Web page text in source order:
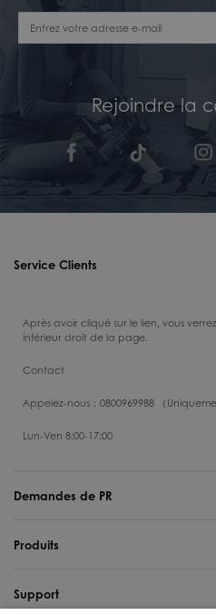
Rejoindre la
Service Clients
Après avoir cliqué sur le lien, vous
inférieur droit de la page.
Contact
Appelez-nous：0800969988 （
Lun-Ven 8:00-17:00
Demandes de PR
Produits
Support